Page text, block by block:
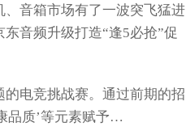
音箱市场有了一波突飞猛进
音频升级打造“逢5必抢”促
电竞挑战赛。通过前期的招
品质’等元素赋予…